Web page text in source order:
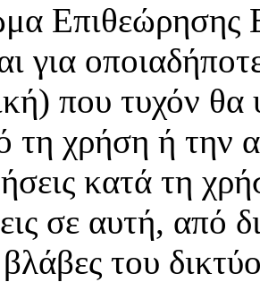
Επιθεώρησης
για
που τυχόν θα
τη χρήση ή την
κατά τη
σε αυτή, από
του